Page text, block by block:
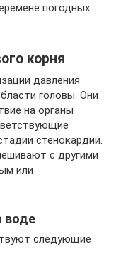
погодных
корня
давления
головы. Они
на органы
стенокардии.
с другими
или
воде
следующие